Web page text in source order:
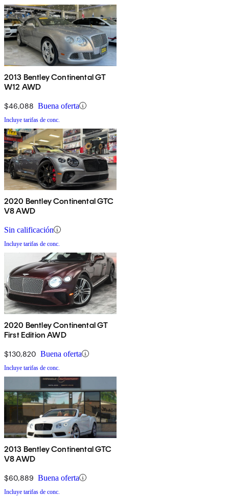
2013 Bentley Continental GT
W12 AWD
$46,088 Buena oferta
Incluye tarifas de conc.
2020 Bentley Continental GTC
V8 AWD
Sin calificación
Incluye tarifas de conc.
2020 Bentley Continental GT
First Edition AWD
$130,820 Buena oferta
Incluye tarifas de conc.
2013 Bentley Continental GTC
V8 AWD
$60,889 Buena oferta
Incluye tarifas de conc.